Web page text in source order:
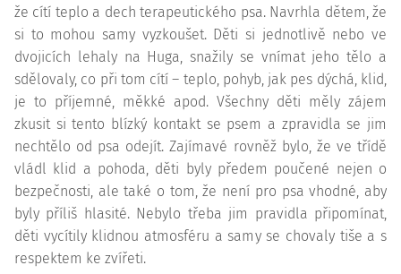
že cítí teplo a dech terapeutického psa. Navrhla dětem, že
si to mohou samy vyzkoušet. Děti si jednotlivě nebo ve
dvojicích lehaly na Huga, snažily se vnímat jeho tělo a
sdělovaly, co při tom cítí – teplo, pohyb, jak pes dýchá, klid,
je to příjemné, měkké apod. Všechny děti měly zájem
zkusit si tento blízký kontakt se psem a zpravidla se jim
nechtělo od psa odejít. Zajímavé rovněž bylo, že ve třídě
vládl klid a pohoda, děti byly předem poučené nejen o
bezpečnosti, ale také o tom, že není pro psa vhodné, aby
byly příliš hlasité. Nebylo třeba jim pravidla připomínat,
děti vycítily klidnou atmosféru a samy se chovaly tiše a s
respektem ke zvířeti.